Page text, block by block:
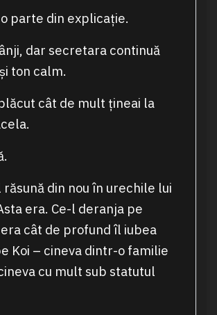
parte din explicație.
dar secretara continuă
ton calm.
cât de mult țineai la
răsună din nou în urechile lui
era. Ce-l deranja pe
cât de profund îl iubea
Koi – cineva dintr-o familie
cu mult sub statutul